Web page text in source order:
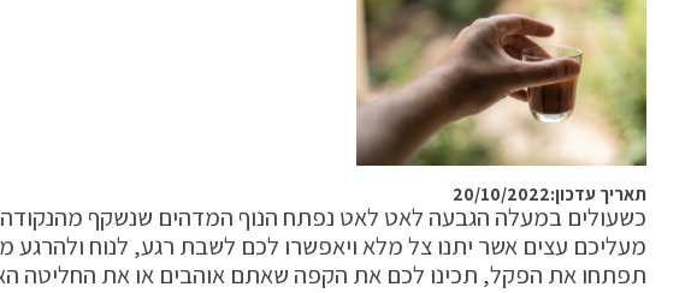
תאריך עדכון:20/10/2022
כשעולים במעלה הגבעה לאט לאט נפתח הנוף המדהים שנשקף
מעליכם עצים אשר יתנו צל מלא ויאפשרו לכם לשבת רגע, לנוח ולהרגע
תפתחו את הפקל, תכינו לכם את הקפה שאתם אוהבים או את החליטה